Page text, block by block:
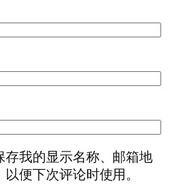
存我的显示名称、邮箱地
便下次评论时使用。